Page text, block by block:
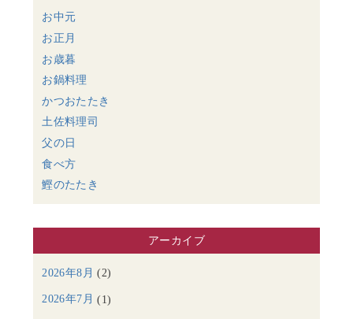
お中元
お正月
お歳暮
お鍋料理
かつおたたき
土佐料理司
父の日
食べ方
鰹のたたき
アーカイブ
2026年8月 (2)
2026年7月 (1)